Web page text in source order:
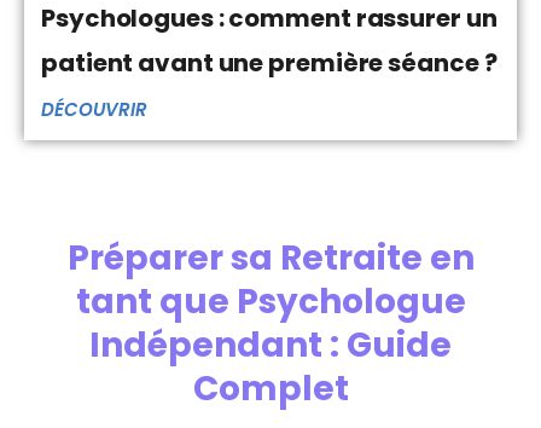
Psychologues : comment rassurer un
patient avant une première séance ?
DÉCOUVRIR
Préparer sa Retraite en
tant que Psychologue
Indépendant : Guide
Complet